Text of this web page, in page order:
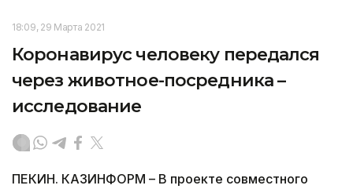
18:09, 29 Марта 2021
Коронавирус человеку передался
через животное-посредника –
исследование
ПЕКИН. КАЗИНФОРМ – В проекте совместного